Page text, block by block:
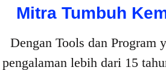
Mitra Tumbuh
Dengan Tools dan Program
pengalaman lebih dari 15